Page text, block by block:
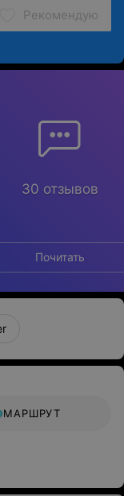
и
Рекомендую
30 отзывов
Почитать
МАРШРУТ